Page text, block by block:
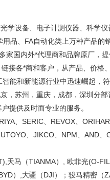
学设备、电子计测仪器、科学
品、FA自动化类上万种产品的
国内外*代理商和品牌原厂，
接各*商和客户，从产品、价格
能和新能源行业中迅速崛起，
，苏州，重庆，成都，深圳分
提供及时而专业的服务。
、SERIC、REVOX、
、JIKCO、NPM、AND、
天马（TIANMA）, 欧菲光(O-
）,大疆（DJI）；骏马精密（